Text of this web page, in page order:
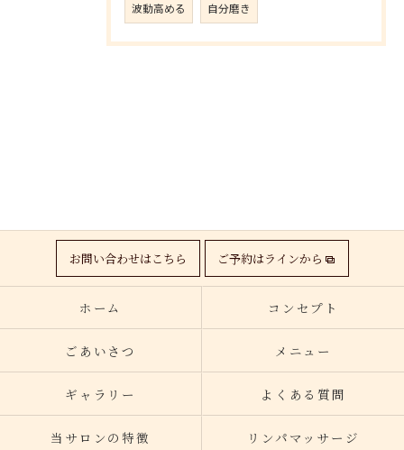
波動高める 自分磨き
お問い合わせはこちら ご予約はラインから
ホーム コンセプト
ごあいさつ メニュー
ギャラリー よくある質問
当サロンの特徴 リンパマッサージ